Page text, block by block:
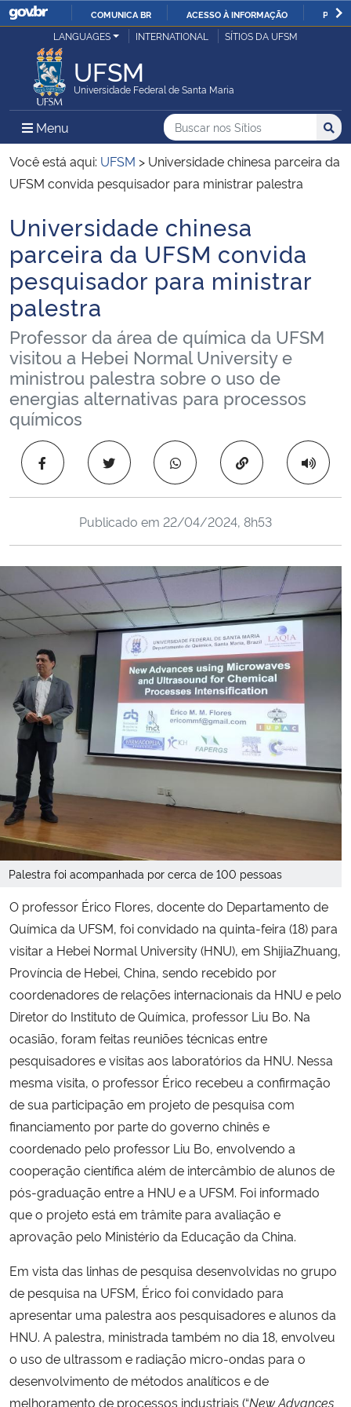
IR
COMUNICA BR ACESSO À INFORMAÇÃO
Ministério da Justiça e Segurança Pública
Ministério da Defesa
Ministério das Relações Exteriores
Ministério da Infraestrutura
Ministério da Agricultura, Pecuária e Abastecimento
Ministério da Educação
Ministério da Cidadania
Ministério da Saúde
Ministério de Minas e Energia
Ministério do Meio Ambiente
Ministério do Turismo
Ministério do Desenvolvimento Regional
Controladoria-Geral da União
Ministério da Mulher, da Família e dos Direitos Humanos
Secretaria-Geral
Secretaria de Governo
Gabinete de Segurança Institucional
Advocacia-Geral da União
Banco Central do Brasil
Planalto
LANGUAGES INTERNATIONAL SÍTIOS DA UFSM
UFSM
Universidade Federal de Santa Maria
Menu Menu Principal do Sítio
Busca
Buscar no nos Sítios
Busca:
Você está aqui: UFSM > Universidade chinesa parceira da
UFSM convida pesquisador para ministrar palestra
Início do conteúdo
Universidade chinesa
parceira da UFSM convida
pesquisador para ministrar
palestra
Professor da área de química da UFSM
visitou a Hebei Normal University e
ministrou palestra sobre o uso de
energias alternativas para processos
químicos
Copiar para área
Publicado em 22/04/2024, 8h53
Palestra foi acompanhada por cerca de 100 pessoas
O professor Érico Flores, docente do Departamento de
Química da UFSM, foi convidado na quinta-feira (18) para
visitar a Hebei Normal University (HNU), em ShijiaZhuang,
Província de Hebei, China, sendo recebido por
coordenadores de relações internacionais da HNU e pelo
Diretor do Instituto de Química, professor Liu Bo. Na
ocasião, foram feitas reuniões técnicas entre
pesquisadores e visitas aos laboratórios da HNU. Nessa
mesma visita, o professor Érico recebeu a confirmação
de sua participação em projeto de pesquisa com
financiamento por parte do governo chinês e
coordenado pelo professor Liu Bo, envolvendo a
cooperação científica além de intercâmbio de alunos de
pós-graduação entre a HNU e a UFSM. Foi informado
que o projeto está em trâmite para avaliação e
aprovação pelo Ministério da Educação da China.
Em vista das linhas de pesquisa desenvolvidas no grupo
de pesquisa na UFSM, Érico foi convidado para
apresentar uma palestra aos pesquisadores e alunos da
HNU. A palestra, ministrada também no dia 18, envolveu
o uso de ultrassom e radiação micro-ondas para o
desenvolvimento de métodos analíticos e de
melhoramento de processos industriais (“New Advances